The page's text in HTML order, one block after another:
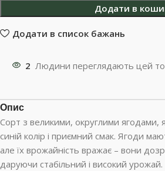
Додати в
Додати в список бажань
2 Людини переглядають цей
Опис
Сорт з великими, округлими ягодами,
синій колір і приємний смак. Ягоди
але їх врожайність вражає – вони
даруючи стабільний і високий